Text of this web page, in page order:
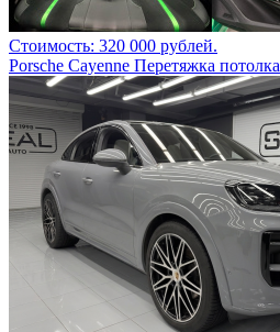
Стоимость: 320 000 рублей.
Porsche Cayenne Перетяжка потолка